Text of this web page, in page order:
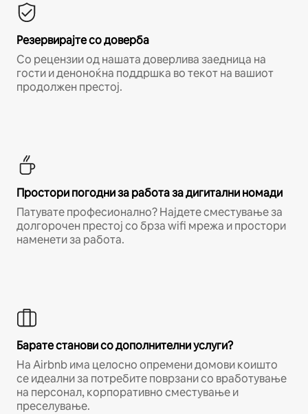
Резервирајте со доверба
Со рецензии од нашата доверлива заедница на
гости и деноноќна поддршка во текот на вашиот
продолжен престој.
Простори погодни за работа за дигитални номади
Патувате професионално? Најдете сместување за
долгорочен престој со брза wifi мрежа и простори
наменети за работа.
Барате станови со дополнителни услуги?
На Airbnb има целосно опремени домови коишто
се идеални за потребите поврзани со вработување
на персонал, корпоративно сместување и
преселување.